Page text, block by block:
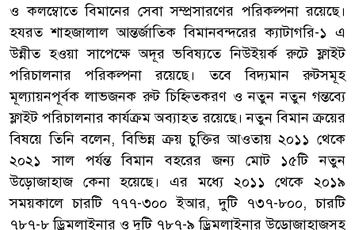
ও কলম্বোতে বিমানের সেবা সম্প্রসারণের পরিকল্পনা রয়েছে।
হযরত শাহজালাল আন্তর্জাতিক বিমানবন্দরের ক্যাটাগরি-১ এ
উন্নীত হওয়া সাপেক্ষে অদূর ভবিষ্যতে নিউইয়র্ক রুটে ফ্লাইট
পরিচালনার পরিকল্পনা রয়েছে। তবে বিদ্যমান রুটসমূহ
মূল্যায়নপূর্বক লাভজনক রুট চিহ্নিতকরণ ও নতুন নতুন গন্তব্যে
ফ্লাইট পরিচালনার কার্যক্রম অব্যাহত রয়েছে। নতুন বিমান ক্রয়ের
বিষয়ে তিনি বলেন, বিভিন্ন ক্রয় চুক্তির আওতায় ২০১১ থেকে
২০২১ সাল পর্যন্ত বিমান বহরের জন্য মোট ১৫টি নতুন
উড়োজাহাজ কেনা হয়েছে। এর মধ্যে ২০১১ থেকে ২০১৯
সময়কালে চারটি ৭৭৭-৩০০ ইআর, দুটি ৭৩৭-৮০০, চারটি
৭৮৭-৮ ড্রিমলাইনার ও দুটি ৭৮৭-৯ ড্রিমলাইনার উড়োজাহাজসহ